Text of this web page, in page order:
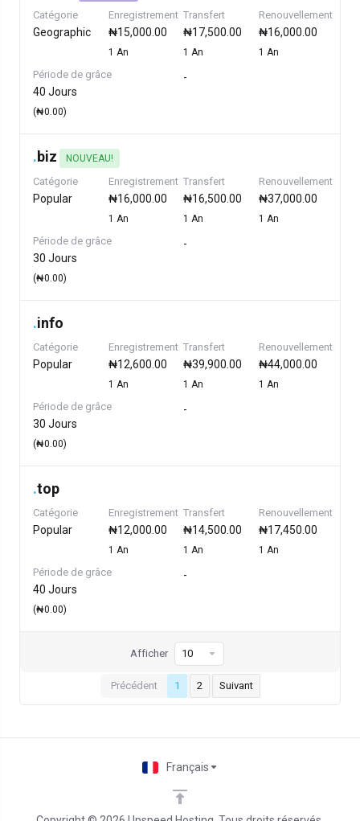
Catégorie
Geographic
Enregistrement
₦15,000.00
1 An
Transfert
₦17,500.00
1 An
Renouvellement
₦16,000.00
1 An
Période de grâce
40 Jours
(₦0.00)
-
.biz NOUVEAU!
Catégorie
Popular
Enregistrement
₦16,000.00
1 An
Transfert
₦16,500.00
1 An
Renouvellement
₦37,000.00
1 An
Période de grâce
30 Jours
(₦0.00)
-
.info
Catégorie
Popular
Enregistrement
₦12,600.00
1 An
Transfert
₦39,900.00
1 An
Renouvellement
₦44,000.00
1 An
Période de grâce
30 Jours
(₦0.00)
-
.top
Catégorie
Popular
Enregistrement
₦12,000.00
1 An
Transfert
₦14,500.00
1 An
Renouvellement
₦17,450.00
1 An
Période de grâce
40 Jours
(₦0.00)
-
Précédent 1 2 Suivant
Afficher
Français